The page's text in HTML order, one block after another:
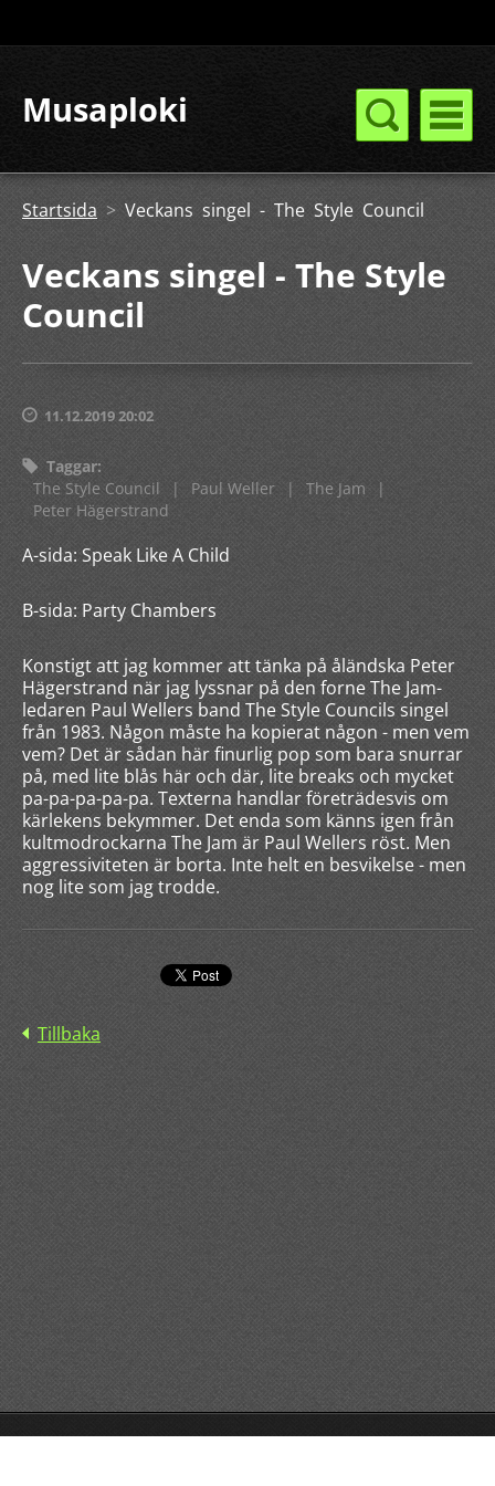
Musaploki
Startsida > Veckans singel - The Style Council
Veckans singel - The Style
Council
11.12.2019 20:02
Taggar:
The Style Council
| Paul Weller | The Jam
|
Peter Hägerstrand
A-sida: Speak Like A Child
B-sida: Party Chambers
Konstigt att jag kommer att tänka på åländska Peter
Hägerstrand när jag lyssnar på den forne The Jam-
ledaren Paul Wellers band The Style Councils singel
från 1983. Någon måste ha kopierat någon - men vem
vem? Det är sådan här finurlig pop som bara snurrar
på, med lite blås här och där, lite breaks och mycket
pa-pa-pa-pa-pa. Texterna handlar företrädesvis om
kärlekens bekymmer. Det enda som känns igen från
kultmodrockarna The Jam är Paul Wellers röst. Men
aggressiviteten är borta. Inte helt en besvikelse - men
nog lite som jag trodde.
Tillbaka